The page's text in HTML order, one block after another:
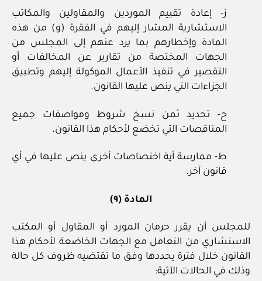
ز- إعادة تقييم الموردين والمقاولين والمكاتب
الاستشارية المشار إليهم في الفقرة (و) من هذه
المادة وإخطارهم بما يرد عنهم إلى المجلس من
الجهات المختصة من تقارير عن المخالفات أو
التقصير في تنفيذ الأعمال الموكولة إليهم وتطبيق
الجزاءات التي ينص عليها القانون.
ح- تحديد ثمن نسخ شروط ومواصفات جميع
المناقصات التي تخضع لأحكام هذا القانون.
ط- ممارسة أية اختصاصات أخرى ينص عليها في أي
قانون آخر.
المادة (٩)
للمجلس أن يقرر حرمان المورد أو المقاول أو المكتب
الاستشاري من التعامل مع الجهات الخاضعة لأحكام هذا
القانون خلال فترة يحددها وفق ما تقتضيه ظروف كل حالة
وذلك في الحالات الآتية: